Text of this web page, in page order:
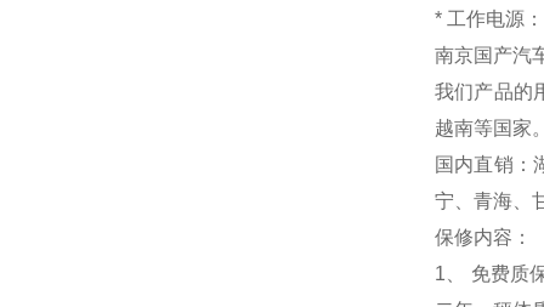
* 工作电源
南京国产汽
我们产品的
越南等国家
国内直销：
宁、青海、
保修内容：
1 、 免费